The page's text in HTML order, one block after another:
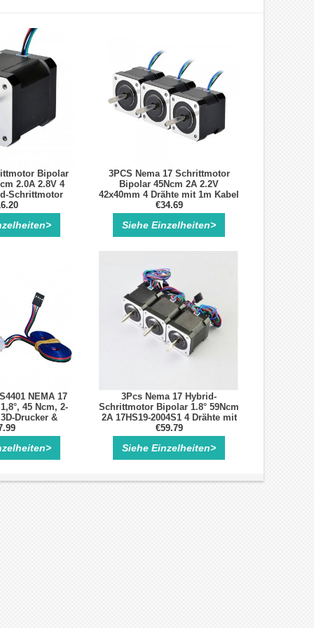
Bipolar
2.0A 2.8V 4
Schrittmotor
3PCS Nema 17 Schrittmotor
Bipolar 45Ncm 2A 2.2V
42x40mm 4 Drähte mit 1m Kabel
und Stecker
€34.69
Siehe Einzelheiten>
NEMA 17
45 Ncm, 2-
Drucker &
× 42 mm
3Pcs Nema 17 Hybrid-
Schrittmotor Bipolar 1.8° 59Ncm
2A 17HS19-2004S1 4 Drähte mit
1m Kabel & Stecker für 3D
Drucker/CNC
€59.79
Siehe Einzelheiten>